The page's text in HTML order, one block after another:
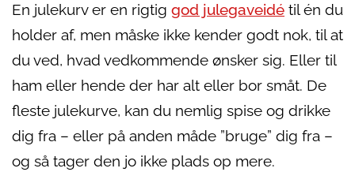
En julekurv er en rigtig god julegaveidé til én du
holder af, men måske ikke kender godt nok, til at
du ved, hvad vedkommende ønsker sig. Eller til
ham eller hende der har alt eller bor småt. De
fleste julekurve, kan du nemlig spise og drikke
dig fra – eller på anden måde ”bruge” dig fra –
og så tager den jo ikke plads op mere.